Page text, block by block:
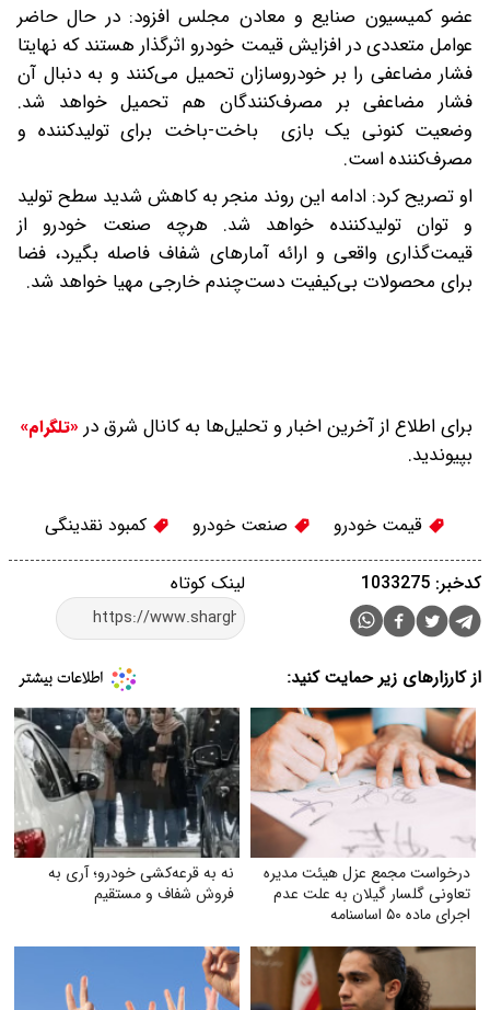
عضو کمیسیون صنایع و معادن مجلس افزود: در حال حاضر
عوامل متعددی در افزایش قیمت خودرو اثرگذار هستند که نهایتا
فشار مضاعفی را بر خودروسازان تحمیل می‌کنند و به دنبال آن
فشار مضاعفی بر مصرف‌کنندگان هم تحمیل خواهد شد.
وضعیت کنونی یک بازی باخت-‌باخت برای تولیدکننده و
مصرف‌کننده است.
او تصریح کرد: ادامه این روند منجر به کاهش شدید سطح تولید
و توان تولیدکننده خواهد شد. هرچه صنعت خودرو از
قیمت‌گذاری واقعی و ارائه آمارهای شفاف فاصله بگیرد، فضا
برای محصولات بی‌کیفیت دست‌چندم خارجی مهیا خواهد شد.
برای اطلاع از آخرین اخبار و تحلیل‌ها به کانال شرق در «تلگرام»
بپیوندید.
قیمت خودرو صنعت خودرو کمبود نقدینگی
لینک کوتاه کدخبر: 1033275
از کارزارهای زیر حمایت کنید:
درخواست مجمع عزل هیئت مدیره
تعاونی گلسار گیلان به علت عدم
اجرای ماده ۵۰ اساسنامه
نه به قرعه‌کشی خودرو؛ آری به
فروش شفاف و مستقیم